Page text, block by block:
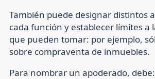
También puede designar distintos
cada función y establecer límites a
que pueden tomar: por ejemplo,
sobre compraventa de inmuebles.
Para nombrar un apoderado, debe: